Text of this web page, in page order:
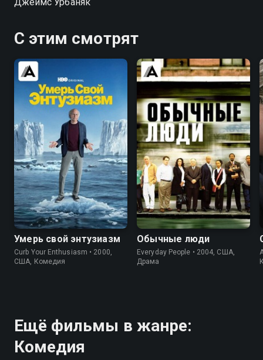
С этим смотрят
7.6 8.8
Умерь свой энтузиазм
Curb Your Enthusiasm • 2000,
США, Комедия
6.0 6.5
Обычные люди
Everyday People • 2004, США,
Драма
Ещё фильмы в жанре:
Комедия